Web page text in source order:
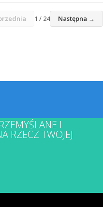
1 / 24 Następna →
I
RZECZ TWOJEJ